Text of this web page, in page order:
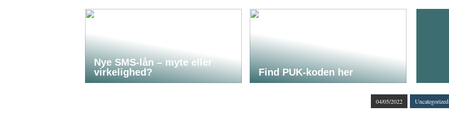
Nye SMS-lån – myte eller
virkelighed?
Find PUK-koden her
04/05/2022 Uncategorized